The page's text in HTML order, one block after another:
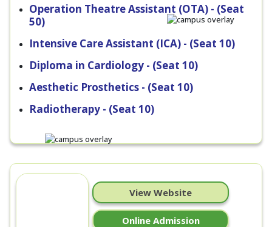
Operation Theatre Assistant (OTA) - (Seat
50)
Intensive Care Assistant (ICA) - (Seat 10)
Diploma in Cardiology - (Seat 10)
Aesthetic Prosthetics - (Seat 10)
Radiotherapy - (Seat 10)
View Website
Online Admission